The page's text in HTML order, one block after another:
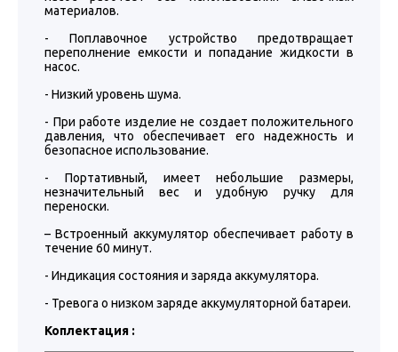
материалов.
- Поплавочное устройство предотвращает
переполнение емкости и попадание жидкости в
насос.
- Низкий уровень шума.
- При работе изделие не создает положительного
давления, что обеспечивает его надежность и
безопасное использование.
- Портативный, имеет небольшие размеры,
незначительный вес и удобную ручку для
переноски.
– Встроенный аккумулятор обеспечивает работу в
течение 60 минут.
- Индикация состояния и заряда аккумулятора.
- Тревога о низком заряде аккумуляторной батареи.
Коплектация :